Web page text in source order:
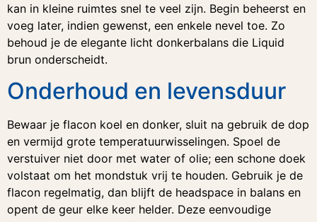
kan in kleine ruimtes snel te veel zijn. Begin beheerst en
voeg later, indien gewenst, een enkele nevel toe. Zo
behoud je de elegante licht donkerbalans die Liquid
brun onderscheidt.
Onderhoud en levensduur
Bewaar je flacon koel en donker, sluit na gebruik de dop
en vermijd grote temperatuurwisselingen. Spoel de
verstuiver niet door met water of olie; een schone doek
volstaat om het mondstuk vrij te houden. Gebruik je de
flacon regelmatig, dan blijft de headspace in balans en
opent de geur elke keer helder. Deze eenvoudige